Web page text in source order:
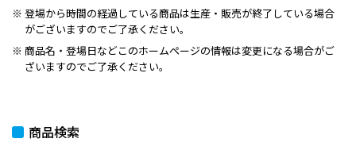
登場から時間の経過している商品は生産・販売が終了している場合
がございますのでご了承ください。
商品名・登場日などこのホームページの情報は変更になる場合がご
ざいますのでご了承ください。
商品検索